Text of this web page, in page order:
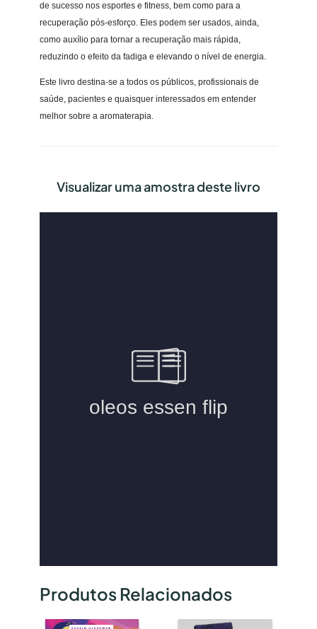
de sucesso nos esportes e fitness, bem como para a
recuperação pós-esforço. Eles podem ser usados, ainda,
como auxílio para tornar a recuperação mais rápida,
reduzindo o efeito da fadiga e elevando o nível de energia.
Este livro destina-se a todos os públicos, profissionais de
saúde, pacientes e quaisquer interessados em entender
melhor sobre a aromaterapia.
Visualizar uma amostra deste livro
Produtos Relacionados